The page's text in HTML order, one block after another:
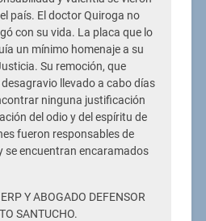
país. El doctor Quiroga no
con su vida. La placa que lo
un mínimo homenaje a su
Su remoción, que
llevado a cabo días
ninguna justificación
del odio y del espíritu de
fueron responsables de
se encuentran encaramados
Y ABOGADO DEFENSOR
SANTUCHO.